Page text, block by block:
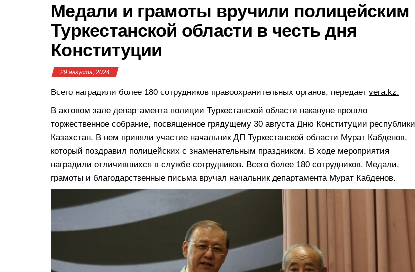
Медали и грамоты вручили полицейским
Туркестанской области в честь дня
Конституции
29 августа, 2024
Всего наградили более 180 сотрудников правоохранительных органов, передает vera.kz.
В актовом зале департамента полиции Туркестанской области накануне прошло
торжественное собрание, посвященное грядущему 30 августа Дню Конституции республики
Казахстан. В нем приняли участие начальник ДП Туркестанской области Мурат Кабденов,
который поздравил полицейских с знаменательным праздником. В ходе мероприятия
наградили отличившихся в службе сотрудников. Всего более 180 сотрудников. Медали,
грамоты и благодарственные письма вручал начальник департамента Мурат Кабденов.